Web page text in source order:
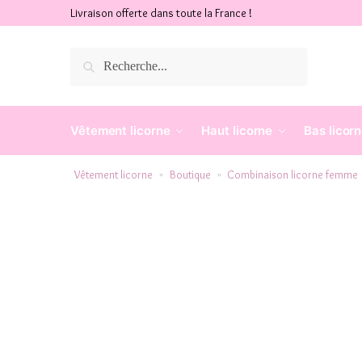
Livraison offerte dans toute la France !
Recherche
Vêtement licorne Haut licorne Bas
Vêtement licorne » Boutique » Combinaison licorne femme